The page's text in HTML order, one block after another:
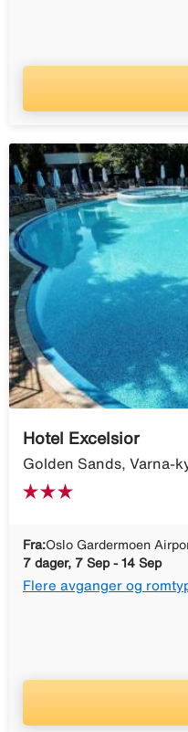
Hotel Excelsior
Golden Sands, Varna-
Fra:Oslo Gardermoen
7 dager, 7 Sep - 14 Sep
Flere avganger og